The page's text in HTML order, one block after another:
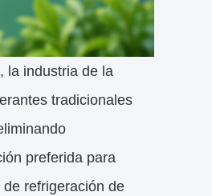
la industria de la
tradicionales
preferida para
refrigeración de